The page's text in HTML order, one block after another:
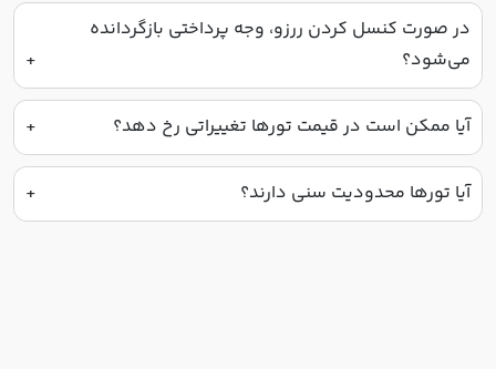
در صورت کنسل کردن ررزو، وجه پرداختی بازگردانده
می‌شود؟
آیا ممکن است در قیمت تورها تغییراتی رخ دهد؟
آیا تورها محدودیت سنی دارند؟